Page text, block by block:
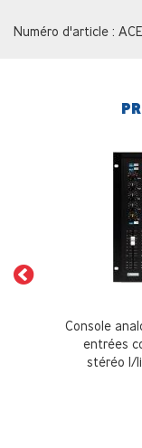
Numéro d'article : ACE
Console
entrées
stéréo 1/